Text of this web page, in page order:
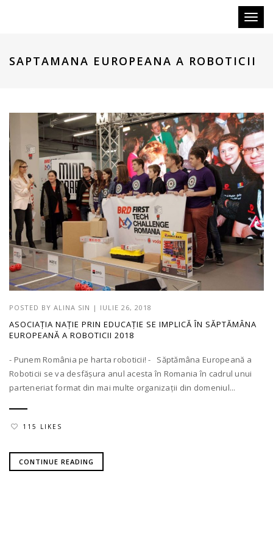
Toggle
SAPTAMANA EUROPEANA A ROBOTICII
POSTED BY ALINA SIN | IULIE 26, 2018
ASOCIAȚIA NAȚIE PRIN EDUCAȚIE SE IMPLICĂ ÎN SĂPTĂMÂNA
EUROPEANĂ A ROBOTICII 2018
- Punem România pe harta roboticii! - Săptămâna Europeană a
Roboticii se va desfăşura anul acesta în Romania în cadrul unui
parteneriat format din mai multe organizații din domeniul...
115 LIKES
CONTINUE READING